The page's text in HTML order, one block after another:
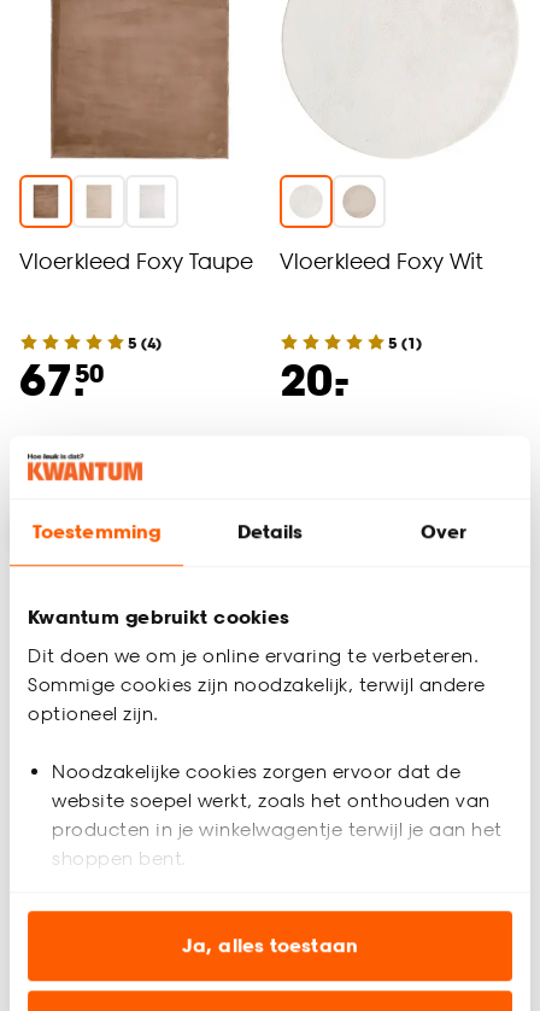
Toestemming Details Over
Kwantum gebruikt cookies
Dit doen we om je online ervaring te verbeteren.
Sommige cookies zijn noodzakelijk, terwijl andere
optioneel zijn.
Noodzakelijke cookies zorgen ervoor dat de
website soepel werkt, zoals het onthouden van
producten in je winkelwagentje terwijl je aan het
shoppen bent.
Analytische cookies (optioneel) helpen ons de
website te verbeteren voor jou en al onze andere
Ja, alles toestaan
Vloerkleed Foxy Taupe
5 (4)
67.50
Binnen 2-3 werkdagen bezorgd
Vloerkleed Foxy Wit
5 (1)
20.
-
Vloerkleed Foxy Beige
32.
+3
10.
-